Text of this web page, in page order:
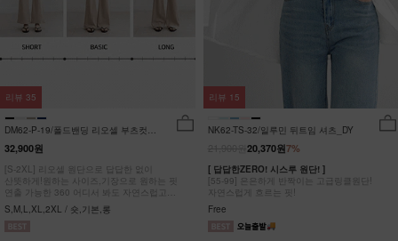
DM62-P-19/폴드밴딩 리오셀 부츠컷팬
츠_HR
32,900원
[S-2XL] 리오셀 원단으로 답답한 없이
산뜻하게!원하는 사이즈,기장으로 원하는 핏
연출 가능한 360 어디서 봐도 자연스럽고
균형잡힌 부츠컷 팬츠
S,M,L,XL,2XL / 숏,기본,롱
리뷰 35
NK62-TS-32/일루민 뒤트임 셔츠_DY
7%
20,370원
[ 답답한ZERO! 시스루 원단! ]
[55-99] 은은하게 반짝이는 고급링클원단!
자연스럽게 흐르는 핏!
Free
리뷰 15